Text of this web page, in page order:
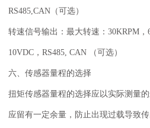
RS485,CAN （可选）
转速信号输出： 最大转速：30KRPM
10VDC，RS485, CAN （可选）
六、传感器量程的选择
扭矩传感器量程的选择应以实际测量
应留有一定余量，防止出现过载导致传